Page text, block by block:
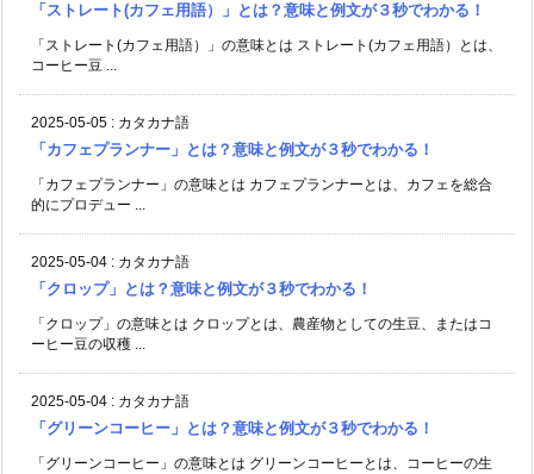
「ストレート(カフェ用語）」とは？意味と例文が３秒でわかる！
「ストレート(カフェ用語）」の意味とは ストレート(カフェ用語）とは、
コーヒー豆 ...
2025-05-05 : カタカナ語
「カフェプランナー」とは？意味と例文が３秒でわかる！
「カフェプランナー」の意味とは カフェプランナーとは、カフェを総合
的にプロデュー ...
2025-05-04 : カタカナ語
「クロップ」とは？意味と例文が３秒でわかる！
「クロップ」の意味とは クロップとは、農産物としての生豆、またはコ
ーヒー豆の収穫 ...
2025-05-04 : カタカナ語
「グリーンコーヒー」とは？意味と例文が３秒でわかる！
「グリーンコーヒー」の意味とは グリーンコーヒーとは、コーヒーの生